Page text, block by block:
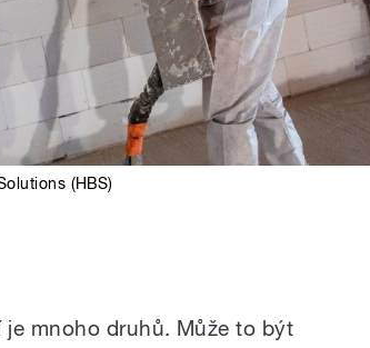
(HBS)
je mnoho druhů. Může to být